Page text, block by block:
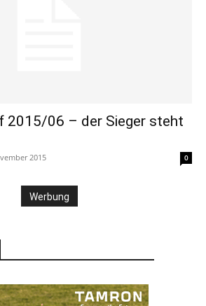
2015/06 – der Sieger steht
2015 0
Werbung